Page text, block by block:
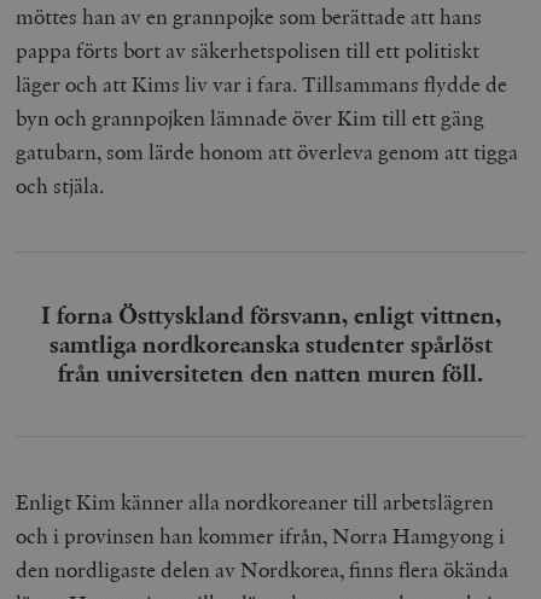
möttes han av en grannpojke som berättade att hans
pappa förts bort av säkerhetspolisen till ett politiskt
läger och att Kims liv var i fara. Tillsammans flydde de
byn och grannpojken lämnade över Kim till ett gäng
gatubarn, som lärde honom att överleva genom att tigga
och stjäla.
I forna Östtyskland försvann, enligt vittnen,
samtliga nordkoreanska studenter spårlöst
från universiteten den natten muren föll.
Enligt Kim känner alla nordkoreaner till arbetslägren
och i provinsen han kommer ifrån, Norra Hamgyong i
den nordligaste delen av Nordkorea, finns flera ökända